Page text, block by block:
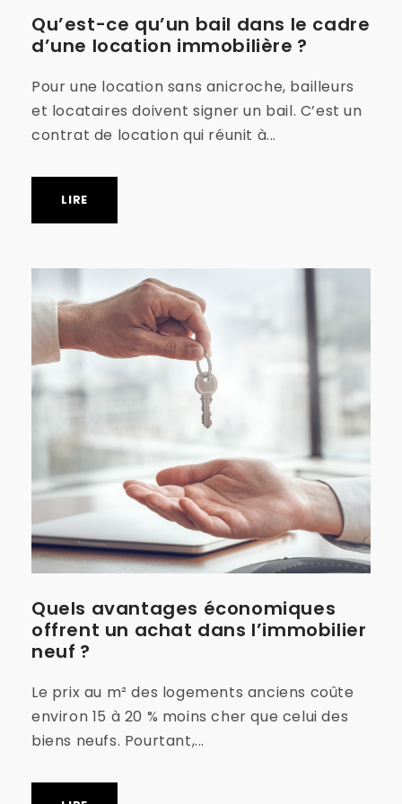
Qu’est-ce qu’un bail dans le cadre
d’une location immobilière ?
Pour une location sans anicroche, bailleurs
et locataires doivent signer un bail. C’est un
contrat de location qui réunit à...
LIRE
Quels avantages économiques
offrent un achat dans l’immobilier
neuf ?
Le prix au m² des logements anciens coûte
environ 15 à 20 % moins cher que celui des
biens neufs. Pourtant,...